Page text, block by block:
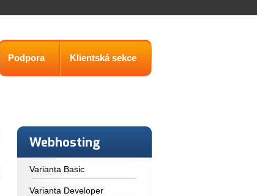
Podpora Klientská sekce
Webhosting
Varianta Basic
Varianta Developer